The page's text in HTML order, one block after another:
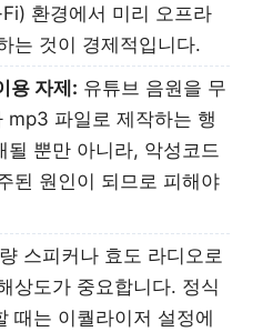
환경에서 미리 오프라
는 것이 경제적입니다.
용 자제: 유튜브 음원을 무
mp3 파일로 제작하는 행
될 뿐만 아니라, 악성코드
된 원인이 되므로 피해야
스피커나 효도 라디오로
상도가 중요합니다. 정식
때는 이퀄라이저 설정에